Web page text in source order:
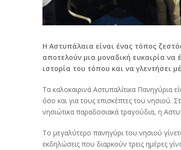
Η Αστυπάλαια είναι ένας τόπος
αποτελούν μια μοναδική ευκαιρία να
ιστορία του τόπου και να γλεντήσει
Τα καλοκαιρινά Αστυπαλίτικα Πανηγύρια
όσο και για τους επισκέπτες του νησιού.
νησιώτικα παραδοσιακά τραγούδια, η
Το μεγαλύτερο πανηγύρι του νησιού
εκδηλώσεις που διαρκούν τρεις ημέρες